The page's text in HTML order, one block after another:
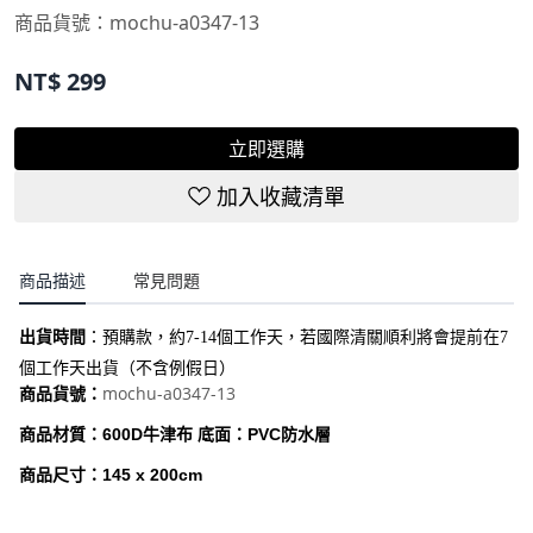
商品貨號： mochu-a0347-13
NT$299
立即選購
加入收藏清單
商品描述 常見問題
出貨時間 ： 預購款，約7-14個工作天，若國際清關順利將會提前在7
個工作天出貨（不含例假日）
商品貨號： mochu-a0347-13
商品材質：600D牛津布 底面：PVC防水層
商品尺寸：145 x 200cm